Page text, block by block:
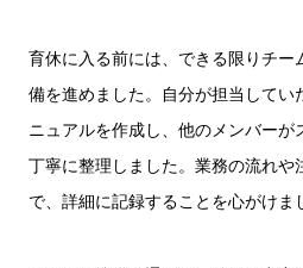
育休に入る前には、できる限りチ
備を進めました。自分が担当してい
ニュアルを作成し、他のメンバーが
丁寧に整理しました。業務の流れや
で、詳細に記録することを心がけま